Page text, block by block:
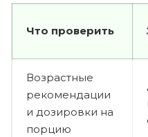
Что проверить
Возрастные
рекомендации
и дозировки на
порцию